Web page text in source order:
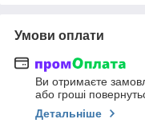
Умови оплати
Ви отримаєте
або гроші
Детальніше